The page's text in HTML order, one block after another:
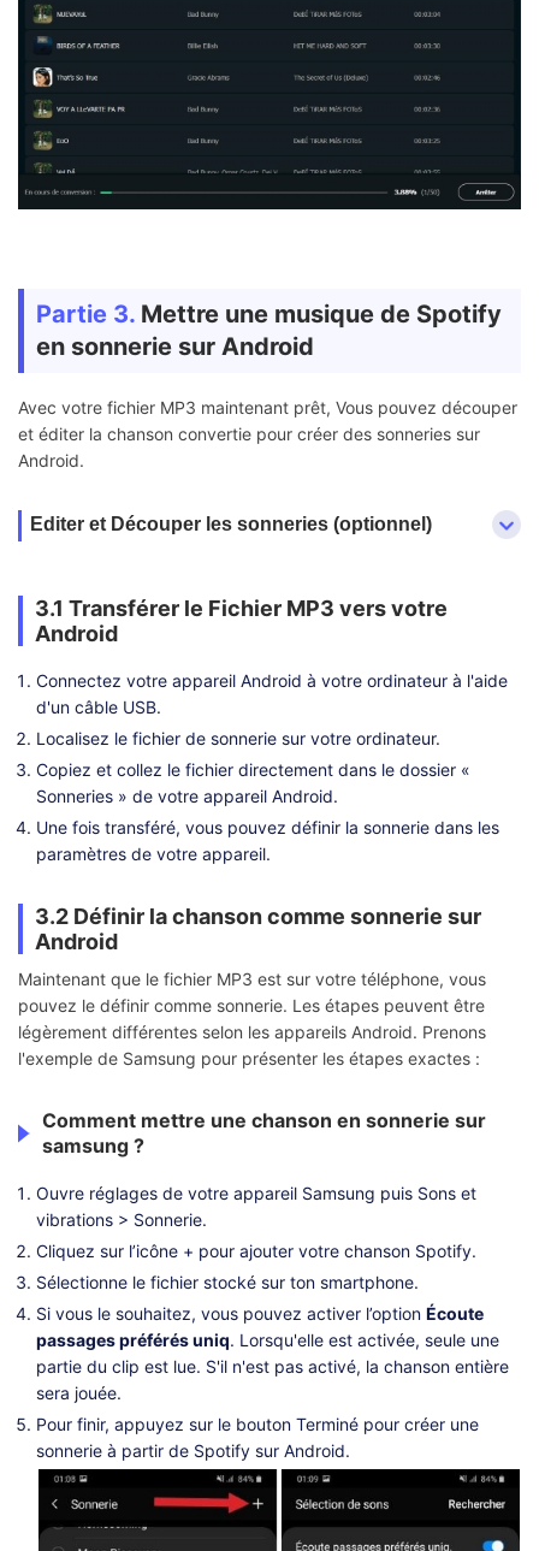
Partie 3. Mettre une musique de Spotify
en sonnerie sur Android
Avec votre fichier MP3 maintenant prêt, Vous pouvez découper
et éditer la chanson convertie pour créer des sonneries sur
Android.
Editer et Découper les sonneries (optionnel)
3.1 Transférer le Fichier MP3 vers votre
Android
Connectez votre appareil Android à votre ordinateur à l'aide
d'un câble USB.
Localisez le fichier de sonnerie sur votre ordinateur.
Copiez et collez le fichier directement dans le dossier «
Sonneries » de votre appareil Android.
Une fois transféré, vous pouvez définir la sonnerie dans les
paramètres de votre appareil.
3.2 Définir la chanson comme sonnerie sur
Android
Maintenant que le fichier MP3 est sur votre téléphone, vous
pouvez le définir comme sonnerie. Les étapes peuvent être
légèrement différentes selon les appareils Android. Prenons
l'exemple de Samsung pour présenter les étapes exactes :
Comment mettre une chanson en sonnerie sur
samsung ?
Ouvre réglages de votre appareil Samsung puis Sons et
vibrations > Sonnerie.
Cliquez sur l’icône + pour ajouter votre chanson Spotify.
Sélectionne le fichier stocké sur ton smartphone.
Si vous le souhaitez, vous pouvez activer l’option Écoute
passages préférés uniq. Lorsqu'elle est activée, seule une
partie du clip est lue. S'il n'est pas activé, la chanson entière
sera jouée.
Pour finir, appuyez sur le bouton Terminé pour créer une
sonnerie à partir de Spotify sur Android.